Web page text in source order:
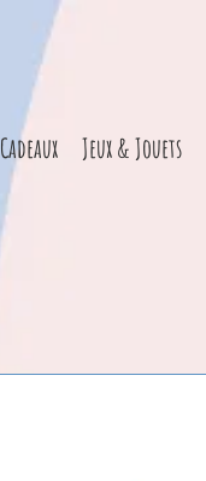
Cadeaux Jeux & Jouets